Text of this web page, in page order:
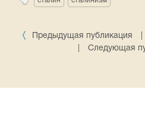
Предыдущая публикация
Следующая